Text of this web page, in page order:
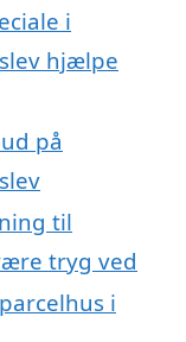
i
hjælpe
på
til
tryg ved
i